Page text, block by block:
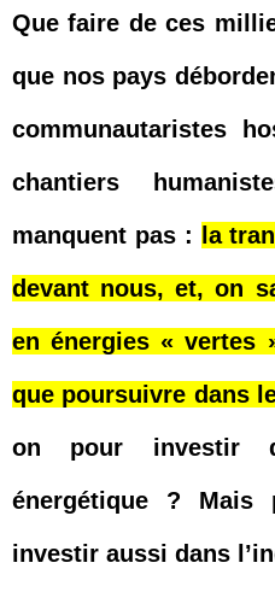
Que faire de ces
que nos pays
communautaristes
chantiers
manquent pas :
la
devant nous, et, on
en énergies « vertes
que poursuivre dans
on pour investir
énergétique ?
investir aussi dans